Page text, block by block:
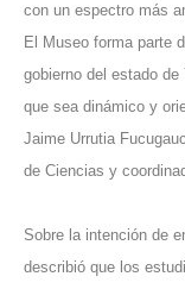
con un espectro más
El Museo forma parte
gobierno del estado
que sea dinámico y
Jaime Urrutia
de Ciencias y
Sobre la intención de
describió que los